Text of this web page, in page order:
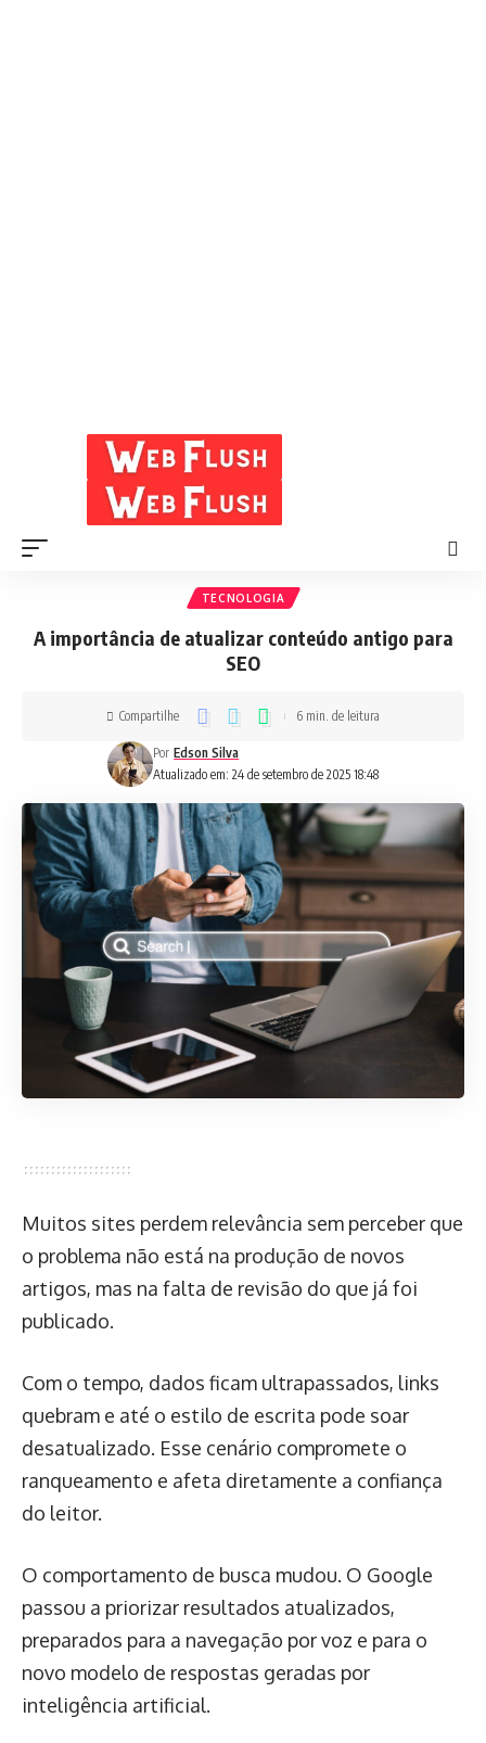
TECNOLOGIA
A importância de atualizar conteúdo antigo para
SEO
Atualizado em: 24 de setembro de 2025 18:48
Por Edson Silva
Compartilhe 6 min. de leitura
Muitos sites perdem relevância sem perceber que
o problema não está na produção de novos
artigos, mas na falta de revisão do que já foi
publicado.
Com o tempo, dados ficam ultrapassados, links
quebram e até o estilo de escrita pode soar
desatualizado. Esse cenário compromete o
ranqueamento e afeta diretamente a confiança
do leitor.
O comportamento de busca mudou. O Google
passou a priorizar resultados atualizados,
preparados para a navegação por voz e para o
novo modelo de respostas geradas por
inteligência artificial.